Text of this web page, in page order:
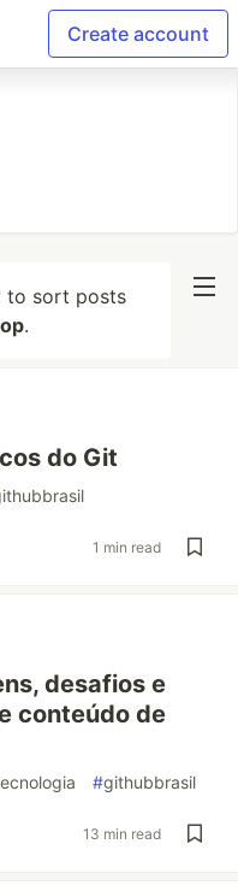
Create account
to sort posts
.
do Git
1 min read
desafios e
conteúdo de
#githubbrasil
13 min read